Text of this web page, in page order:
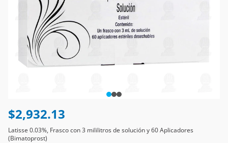
$2,932.13
Latisse 0.03%, Frasco con 3 mililitros de solución y 60 Aplicadores
(Bimatoprost)